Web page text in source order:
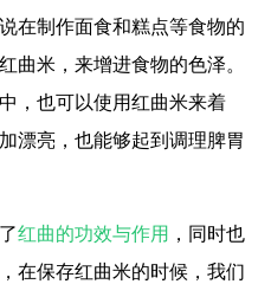
在制作面食和糕点等食物的
曲米，来增进食物的色泽。
，也可以使用红曲米来着
漂亮，也能够起到调理脾胃
红曲的功效与作用 ，同时也
在保存红曲米的时候，我们